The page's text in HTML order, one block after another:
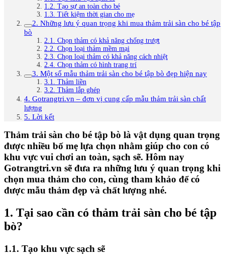
1.2. Tạo sự an toàn cho bé
1.3. Tiết kiệm thời gian cho mẹ
2. Những lưu ý quan trọng khi mua thảm trải sàn cho bé tập
bò
2.1. Chọn thảm có khả năng chống trượt
2.2. Chọn loại thảm mềm mại
2.3. Chọn loại thảm có khả năng cách nhiệt
2.4. Chọn thảm có hình trang trí
3. Một số mẫu thảm trải sàn cho bé tập bò đẹp hiện nay
3.1. Thảm liền
3.2. Thảm lắp ghép
4. Gotrangtri.vn – đơn vị cung cấp mẫu thảm trải sàn chất
lượng
5. Lời kết
Thảm trải sàn cho bé tập bò là vật dụng quan trọng
được nhiều bố mẹ lựa chọn nhằm giúp cho con có
khu vực vui chơi an toàn, sạch sẽ. Hôm nay
Gotrangtri.vn sẽ đưa ra những lưu ý quan trọng khi
chọn mua thảm cho con, cùng tham khảo để có
được mẫu thảm đẹp và chất lượng nhé.
1. Tại sao cần có thảm trải sàn cho bé tập
bò?
1.1. Tạo khu vực sạch sẽ